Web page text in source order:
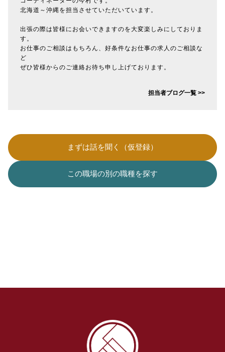
北海道～沖縄を担当させていただいています。
出張の際は皆様にお会いできますのを大変楽しみにしておりま
す。
お仕事のご相談はもちろん、好条件なお仕事の求人のご相談な
ど
ぜひ皆様からのご連絡お待ち申し上げております。
担当者ブログ一覧 >>
まずは話を聞く（仮登録）
この職場の別の職種を探す